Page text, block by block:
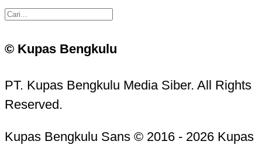
© Kupas Bengkulu
PT. Kupas Bengkulu Media Siber. All Rights
Reserved.
Kupas Bengkulu Sans © 2016 - 2026 Kupas